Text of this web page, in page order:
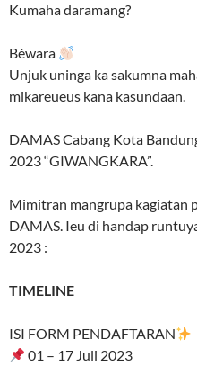
Kumaha daramang?
Béwara
Unjuk uninga ka sakumna
mikareueus kana kasundaan.
DAMAS Cabang Kota
2023 “GIWANGKARA”.
Mimitran mangrupa kagiatan
DAMAS. Ieu di handap
2023 :
TIMELINE
ISI FORM PENDAFTARAN
01 – 17 Juli 2023